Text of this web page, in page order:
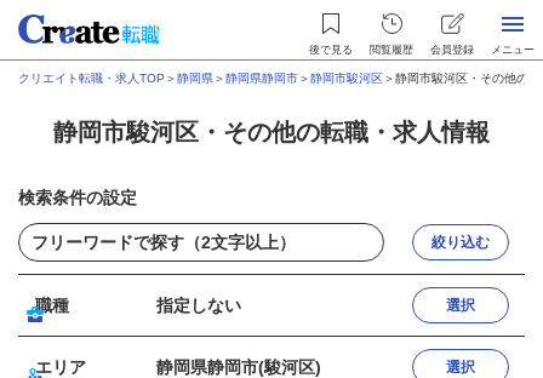
後で見る 閲覧履歴 会員登録 メニュー
クリエイト転職・求人TOP ＞静岡県＞静岡県静岡市＞静岡市駿河区＞静岡市駿河区・その他の
静岡市駿河区・その他の転職・求人情報
検索条件の設定
絞り込む
職種 指定しない 選択
エリア 静岡県静岡市(駿河区) 選択